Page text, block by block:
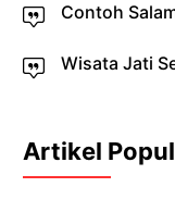
Contoh
Wisata Jati
Artikel